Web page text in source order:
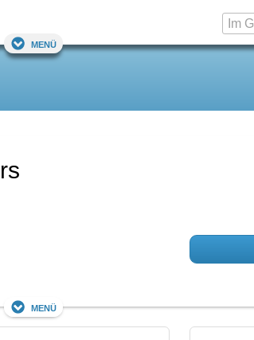
Menü
Menü